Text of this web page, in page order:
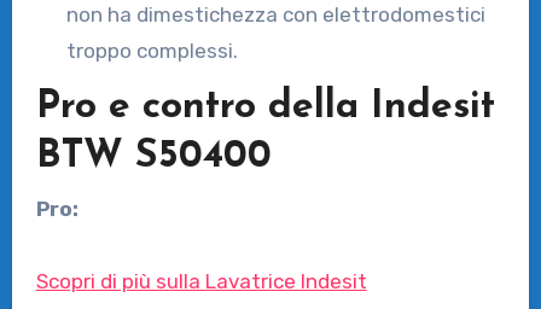
non ha dimestichezza con elettrodomestici
troppo complessi.
Pro e contro della Indesit
BTW S50400
Pro:
Scopri di più sulla Lavatrice Indesit